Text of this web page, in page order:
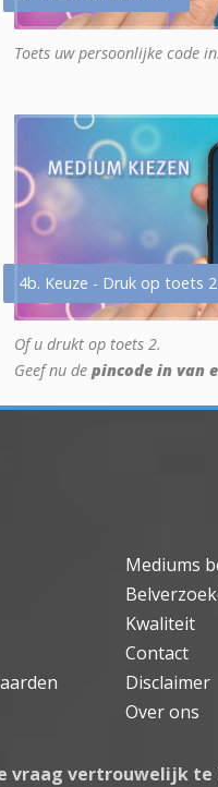
Toets uw persoonlijke code in.
4b. Keuze - Druk op toets
Of u drukt op toets 2.
Geef nu de pincode in van
Mediums
Kwaliteit
Contact
Disclaimer
Over ons
vraag vertrouwelijk te